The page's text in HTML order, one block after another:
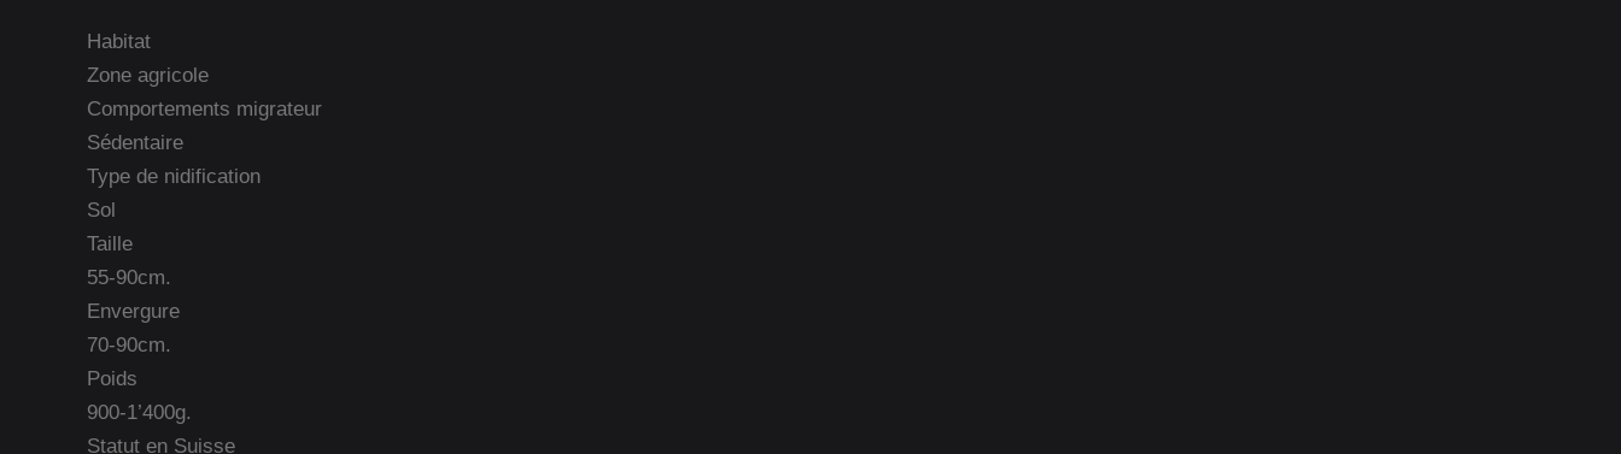
Habitat
Zone agricole
Comportements migrateur
Sédentaire
Type de nidification
Sol
Taille
55-90cm.
Envergure
70-90cm.
Poids
900-1’400g.
Statut en Suisse